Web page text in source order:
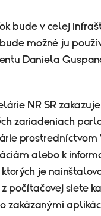
bude v celej
možné ju
Daniela
NR SR
zariadeniach
alebo k
je
počítačovej siete
zakázanými